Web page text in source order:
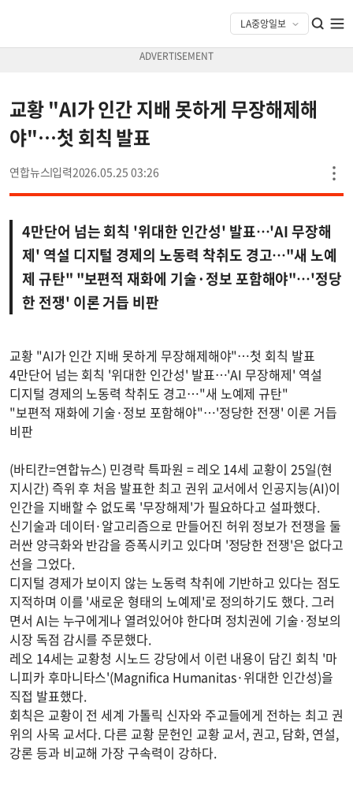
교황 "AI가 인간 지배 못하게 무장해제해
야"…첫 회칙 발표
연합뉴스 2026.05.25 03:26
4만단어 넘는 회칙 '위대한 인간성' 발표…'AI 무장해
제' 역설 디지털 경제의 노동력 착취도 경고…"새 노예
제 규탄" "보편적 재화에 기술·정보 포함해야"…'정당
한 전쟁' 이론 거듭 비판
교황 "AI가 인간 지배 못하게 무장해제해야"…첫 회칙 발표
4만단어 넘는 회칙 '위대한 인간성' 발표…'AI 무장해제' 역설
디지털 경제의 노동력 착취도 경고…"새 노예제 규탄"
"보편적 재화에 기술·정보 포함해야"…'정당한 전쟁' 이론 거듭
비판
(바티칸=연합뉴스) 민경락 특파원 = 레오 14세 교황이 25일(현
지시간) 즉위 후 처음 발표한 최고 권위 교서에서 인공지능(AI)이
인간을 지배할 수 없도록 '무장해제'가 필요하다고 설파했다.
신기술과 데이터·알고리즘으로 만들어진 허위 정보가 전쟁을 둘
러싼 양극화와 반감을 증폭시키고 있다며 '정당한 전쟁'은 없다고
선을 그었다.
디지털 경제가 보이지 않는 노동력 착취에 기반하고 있다는 점도
지적하며 이를 '새로운 형태의 노예제'로 정의하기도 했다. 그러
면서 AI는 누구에게나 열려있어야 한다며 정치권에 기술·정보의
시장 독점 감시를 주문했다.
레오 14세는 교황청 시노드 강당에서 이런 내용이 담긴 회칙 '마
니피카 후마니타스'(Magnifica Humanitas·위대한 인간성)을
직접 발표했다.
회칙은 교황이 전 세계 가톨릭 신자와 주교들에게 전하는 최고 권
위의 사목 교서다. 다른 교황 문헌인 교황 교서, 권고, 담화, 연설,
강론 등과 비교해 가장 구속력이 강하다.